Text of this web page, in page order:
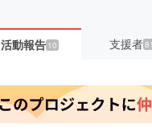
活動報告 10 支援者81